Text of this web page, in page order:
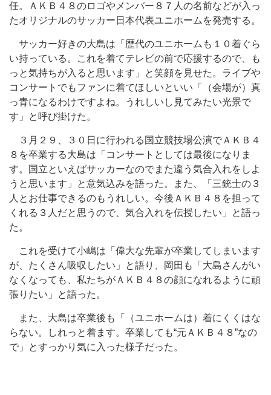
任。ＡＫＢ４８のロゴやメンバー８７人の名前などが入っ
たオリジナルのサッカー日本代表ユニホームを発売する。
サッカー好きの大島は「歴代のユニホームも１０着ぐら
い持っている。これを着てテレビの前で応援するので、も
っと気持ちが入ると思います」と笑顔を見せた。ライブや
コンサートでもファンに着てほしいといい「（会場が）真
っ青になるわけですよね。うれしいし見てみたい光景で
す」と呼び掛けた。
３月２９、３０日に行われる国立競技場公演でＡＫＢ４
８を卒業する大島は「コンサートとしては最後になりま
す。国立といえばサッカーなのでまた違う気合入れをしよ
うと思います」と意気込みを語った。また、「三銃士の３
人とお仕事できるのもうれしい。今後ＡＫＢ４８を担って
くれる３人だと思うので、気合入れを伝授したい」と語っ
た。
これを受けて小嶋は「偉大な先輩が卒業してしまいます
が、たくさん吸収したい」と語り、岡田も「大島さんがい
なくなっても、私たちがＡＫＢ４８の顔になれるように頑
張りたい」と語った。
また、大島は卒業後も「（ユニホームは）着にくくはな
らない。しれっと着ます。卒業しても“元ＡＫＢ４８”なの
で」とすっかり気に入った様子だった。